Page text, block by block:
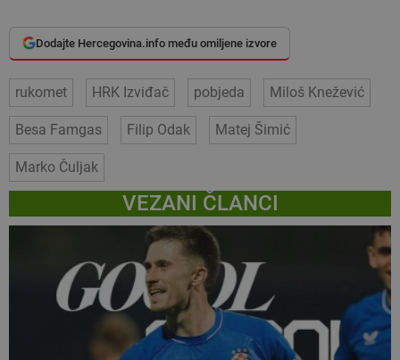
Dodajte Hercegovina.info među omiljene izvore
rukomet HRK Izviđač pobjeda Miloš Knežević
Besa Famgas Filip Odak Matej Šimić
Marko Čuljak
VEZANI ČLANCI